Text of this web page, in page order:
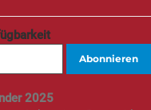
Abonnieren
2025